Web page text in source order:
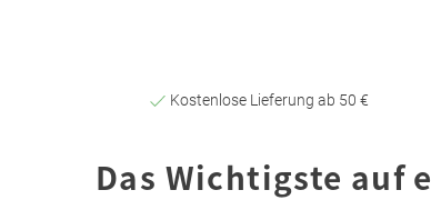
Kostenlose Lieferung ab 50 €
Das Wichtigste auf